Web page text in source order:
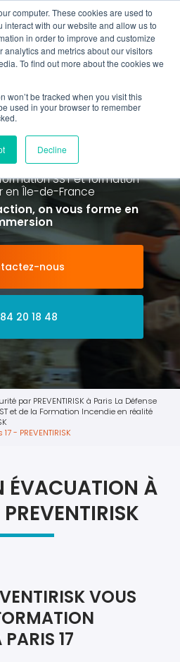
computer. These cookies are used to
with our website and allow us to
in order to improve and customize
and metrics about our visitors
To find out more about the cookies we
won’t be tracked when you visit this
used in your browser to remember
Decline
formation SST et
Incendie
depuis 2015
SST et formation
en Île-de-France
on vous forme en
nous
20 18 48
par PREVENTIRISK à Paris La Défense
et de la Formation Incendie en réalité
- PREVENTIRISK
ÉVACUATION À
VOUS
17